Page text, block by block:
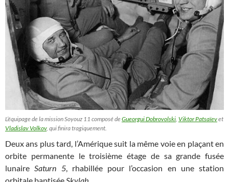
L’équipage de la mission Soyouz 11 composé deGueorgui Dobrovolski, Viktor Patsaïevet
Vladislav Volkov, qui finira tragiquement.
Deux ans plus tard, l’Amérique suit la même voie en plaçant en
orbite permanente le troisième étage de sa grande fusée
lunaireSaturn 5, rhabillée pour l’occasion en une station